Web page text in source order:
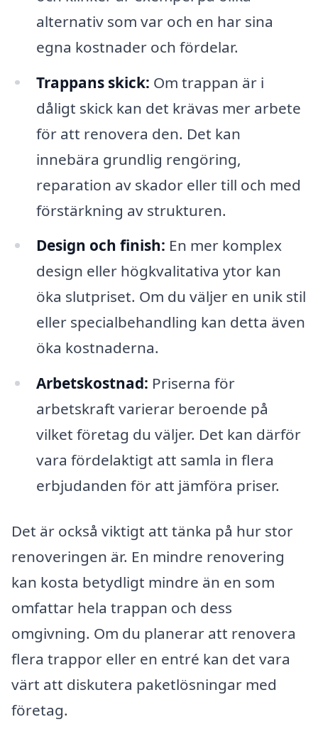
alternativ som var och en har sina
egna kostnader och fördelar.
Trappans skick: Om trappan är i
dåligt skick kan det krävas mer arbete
för att renovera den. Det kan
innebära grundlig rengöring,
reparation av skador eller till och med
förstärkning av strukturen.
Design och finish: En mer komplex
design eller högkvalitativa ytor kan
öka slutpriset. Om du väljer en unik stil
eller specialbehandling kan detta även
öka kostnaderna.
Arbetskostnad: Priserna för
arbetskraft varierar beroende på
vilket företag du väljer. Det kan därför
vara fördelaktigt att samla in flera
erbjudanden för att jämföra priser.
Det är också viktigt att tänka på hur stor
renoveringen är. En mindre renovering
kan kosta betydligt mindre än en som
omfattar hela trappan och dess
omgivning. Om du planerar att renovera
flera trappor eller en entré kan det vara
värt att diskutera paketlösningar med
företag.